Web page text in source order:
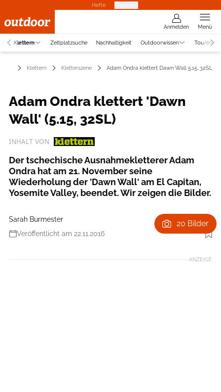
Hefte
Anmelden Menü
Klettern Zeltplatzsuche Nachhaltigkeit Outdoorwissen Touren
Klettern Kletterszene Adam Ondra klettert Dawn Wall 5.15, 32SL
Adam Ondra klettert 'Dawn
Wall' (5.15, 32SL)
INHALT VON
Der tschechische Ausnahmekletterer Adam
Ondra hat am 21. November seine
Wiederholung der 'Dawn Wall' am El Capitan,
Yosemite Valley, beendet. Wir zeigen die Bilder.
Sarah Burmester
Veröffentlicht am 22.11.2016
Foto: Black Diamond
20 Bilder
ANZEIGE